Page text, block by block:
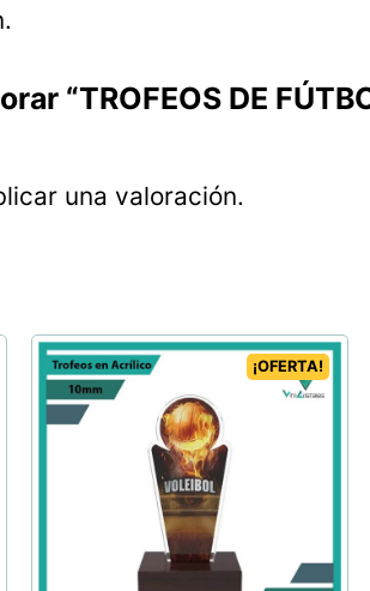
“TROFEOS DE
una valoración.
¡OFERTA!